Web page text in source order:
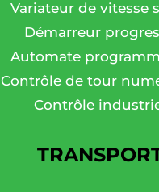
Variateur de vitesse
Démarreur
Automate
Contrôle de tour
Contrôle